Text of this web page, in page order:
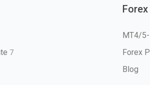
7
Forex
MT4/
Forex
Blog